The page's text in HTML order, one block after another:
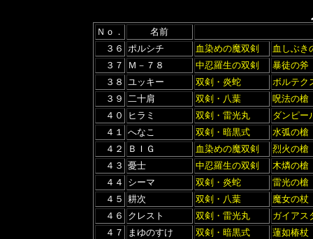
Ｎｏ．
名前
３６ ポルシチ 血染めの魔双剣
血しぶき
３７
Ｍ－７８ 中忍羅生の双剣
暴徒の斧
３８ ユッキー 双剣・炎蛇
ボルテク
３９ 二十肩 双剣・八葉
呪法の槍
４０
ヒラミ 双剣・雷光丸
ダンピー
４１ へなこ 双剣・暗黒式
水弧の槍
４２
ＢＩＧ 血染めの魔双剣
烈火の槍
４３ 憂士 中忍羅生の双剣
木燐の槍
４４
シーマ 双剣・炎蛇
雷光の槍
４５ 耕次 双剣・八葉
魔女の杖
４６
クレスト 双剣・雷光丸
ガイアス
４７
まゆのすけ 双剣・暗黒式
蓮如椿杖